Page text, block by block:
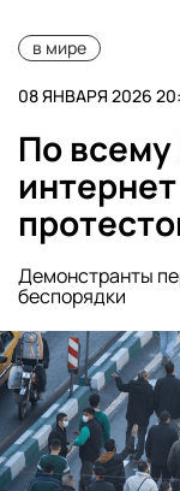
в мире
08 ЯНВАРЯ 2026
По
Демонстранты
беспорядки